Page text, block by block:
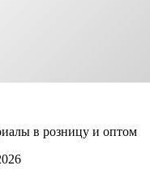
в розницу и оптом